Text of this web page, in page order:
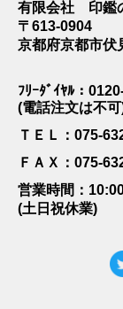
有限会社 印鑑
〒613-0904
京都府京都市伏
ﾌﾘｰﾀﾞｲﾔﾙ：
(電話注文は不
ＴＥＬ：075-
ＦＡＸ：075-
営業時間：
(土日祝休業)